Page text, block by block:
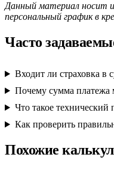
Данный материал носит
персональный график в
Часто
Входит ли страховка в
Почему сумма платежа
Что такое технический
Как проверить
Похожие